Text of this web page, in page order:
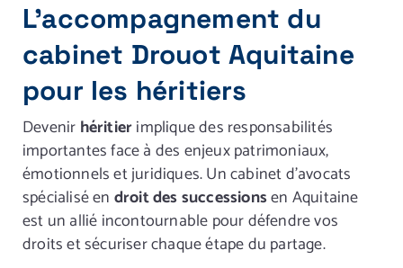
L’accompagnement du
cabinet Drouot Aquitaine
pour les héritiers
Devenir héritierimplique des responsabilités
importantes face à des enjeux patrimoniaux,
émotionnels et juridiques. Un cabinet d’avocats
spécialisé en droit des successionsen Aquitaine
est un allié incontournable pour défendre vos
droits et sécuriser chaque étape du partage.